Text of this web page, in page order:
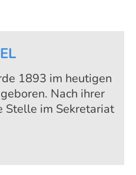
1893 im heutigen
Nach ihrer
Stelle im Sekretariat
in Düsseldorf
Samuel.